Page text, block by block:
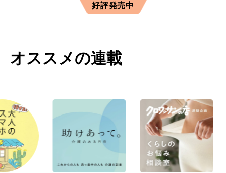
好評発売中
オススメの連載